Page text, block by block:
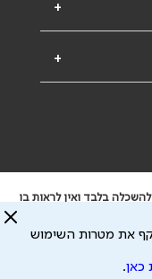
+
+
בלבד ואין לראות בו
באתר זה ולכל נזק
השרות וכי חלק ממנו עשוי
הפרטיות
את מטרות השימוש
כאן.